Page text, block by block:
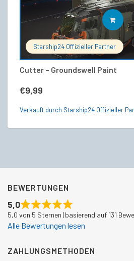
Starship24 Offizieller Partner
Cutter – Groundswell Paint
€9,99
IN
Verkauft durch Starship24 Offizieller
BEWERTUNGEN
5,0
5,0 von 5 Sternen (basierend auf 131
Alle Bewertungen lesen
ZAHLUNGSMETHODEN